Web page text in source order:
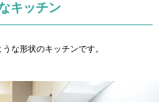
キッチン
な形状のキッチンです。